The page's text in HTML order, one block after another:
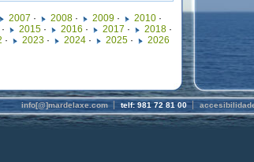
2007 · 2008· 2009· 2010·
· 2015 · 2016 · 2017 · 2018 ·
· 2023 · 2024 · 2025 · 2026
info[@]mardelaxe.com telf: 981 72 81 00